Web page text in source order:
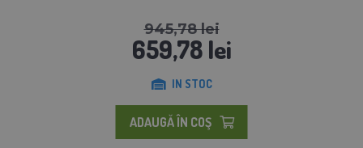
945,78 lei
659,78 lei
IN STOC
ADAUGĂ ÎN COŞ